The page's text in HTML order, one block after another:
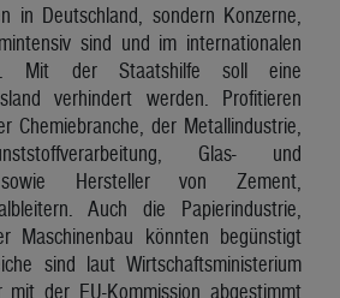
in Deutschland, sondern Konzerne,
sind und im internationalen
Mit der Staatshilfe soll eine
verhindert werden. Profitieren
Chemiebranche, der Metallindustrie,
Glas- und
sowie Hersteller von Zement,
Auch die Papierindustrie,
Maschinenbau könnten begünstigt
sind laut Wirtschaftsministerium
mit der EU-Kommission abgestimmt